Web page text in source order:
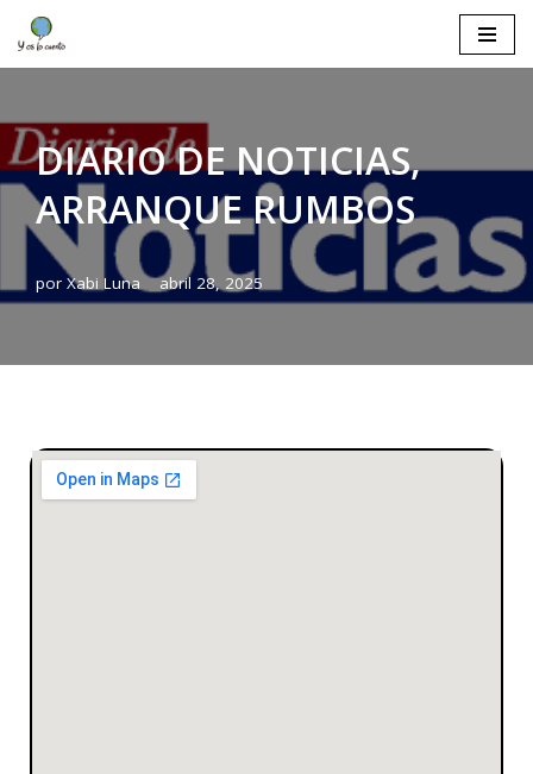
Saltar
contenido
DIARIO DE NOTICIAS,
ARRANQUE RUMBOS
por Xabi Luna abril 28, 2025